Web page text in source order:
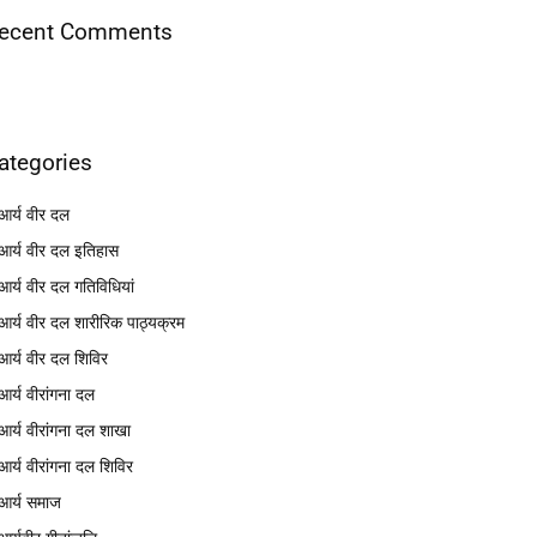
Comments
वीर दल
वीर दल इतिहास
वीर दल गतिविधियां
वीर दल शारीरिक पाठ्यक्रम
वीर दल शिविर
वीरांगना दल
वीरांगना दल शाखा
वीरांगना दल शिविर
समाज